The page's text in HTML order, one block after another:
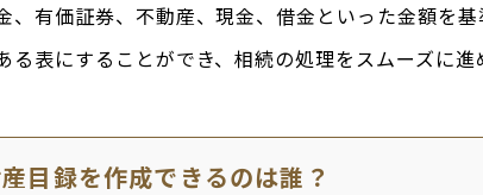
、有価証券、不動産、現金、借金といった金額を
る表にすることができ、相続の処理をスムーズに進
目録を作成できるのは誰？